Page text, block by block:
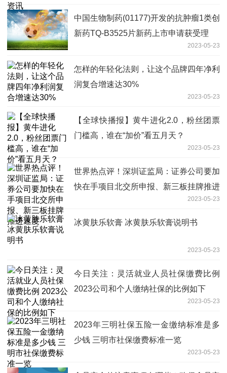
中国生物制药(01177)开发的抗肿瘤1类创
新药TQ-B3525片新药上市申请获受理
2023-05-23
怎样的年轻化法则，让这个品牌四年净利
润复合增速达30%
2023-05-23
【全球快播报】黄牛进化2.0，粉丝团票
门槛高，谁在“加价”看五月天？
2023-05-23
世界热点评！深圳证监局：证券公司要加
快在手项目北交所申报、新三板挂牌推进
2023-05-23
冰黄肤乐软膏 冰黄肤乐软膏说明书
2023-05-23
今日关注：灵活就业人员社保缴费比例
2023公司和个人缴纳社保的比例如下
2023-05-23
2023年三明社保五险一金缴纳标准是多
少钱 三明市社保缴费标准一览
2023-05-23